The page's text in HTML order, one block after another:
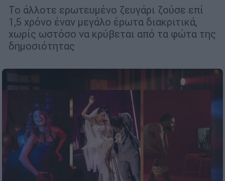
Το άλλοτε ερωτευμένο ζευγάρι ζούσε επί
1,5 χρόνο έναν μεγάλο έρωτα διακριτικά,
χωρίς ωστόσο να κρύβεται από τα φώτα της
δημοσιότητας